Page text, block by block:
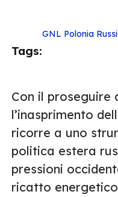
Tags:
GNL Polonia
Con il proseguire
l’inasprimento
ricorre a uno
politica estera
pressioni
ricatto